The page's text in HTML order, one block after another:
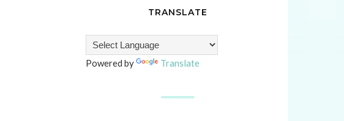
TRANSLATE
Powered by Translate